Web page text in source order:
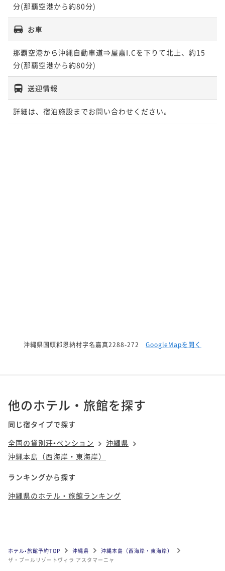
分(那覇空港から約80分)
お車
那覇空港から沖縄自動車道⇒屋嘉I.Cを下りて北上、約15
分(那覇空港から約80分)
送迎情報
詳細は、宿泊施設までお問い合わせください。
沖縄県国頭郡恩納村字名嘉真2288-272 GoogleMapを開く
他のホテル・旅館を探す
同じ宿タイプで探す
全国の貸別荘•ペンション
沖縄県
沖縄本島（西海岸・東海岸）
ランキングから探す
沖縄県のホテル・旅館ランキング
ホテル•旅館予約TOP 沖縄県
沖縄本島（西海岸・東海岸）
ザ・プールリゾートヴィラ アスタマーニャ